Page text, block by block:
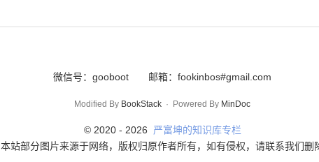
微信号：gooboot 邮箱：fookinbos#gmail.com
Modified By BookStack · Powered By MinDoc
© 2020 - 2026
严富坤的知识库专栏
本站部分图片来源于网络，版权归原作者所有，如有侵权，请联系我们删